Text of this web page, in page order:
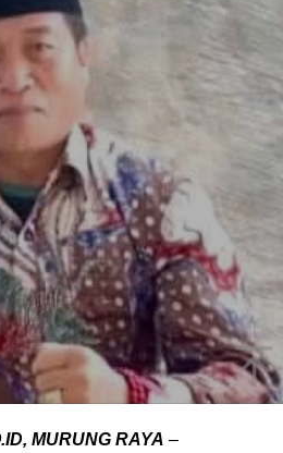
MURUNG RAYA –